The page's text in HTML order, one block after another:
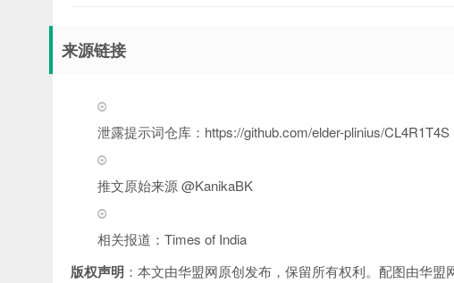
来源链接
泄露提示词仓库：https://github.com/elder-plinius/CL4R1T4S
推文原始来源 @KanikaBK
相关报道：Times of India
版权声明 ：本文由华盟网原创发布，保留所有权利。配图由华盟